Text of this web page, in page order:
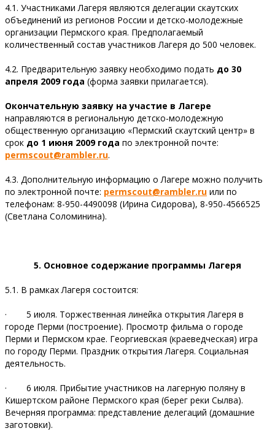
4.1. Участниками Лагеря являются делегации скаутских
объединений из регионов России и детско-молодежные
организации Пермского края. Предполагаемый
количественный состав участников Лагеря до 500 человек.
4.2. Предварительную заявку необходимо подать до 30
апреля 2009 года (форма заявки прилагается).
Окончательную заявку на участие в Лагере
направляются в региональную детско-молодежную
общественную организацию «Пермский скаутский центр» в
срок до 1 июня 2009 года по электронной почте:
permscout@rambler.ru.
4.3. Дополнительную информацию о Лагере можно получить
по электронной почте: permscout@rambler.ru или по
телефонам: 8-950-4490098 (Ирина Сидорова), 8-950-4566525
(Светлана Соломинина).
5. Основное содержание программы Лагеря
5.1. В рамках Лагеря состоится:
· 5 июля. Торжественная линейка открытия Лагеря в
городе Перми (построение). Просмотр фильма о городе
Перми и Пермском крае. Георгиевская (краеведческая) игра
по городу Перми. Праздник открытия Лагеря. Социальная
деятельность.
· 6 июля. Прибытие участников на лагерную поляну в
Кишертском районе Пермского края (берег реки Сылва).
Вечерняя программа: представление делегаций (домашние
заготовки).